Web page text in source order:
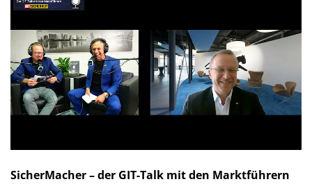
SicherMacher – der GIT-Talk mit den Marktführern